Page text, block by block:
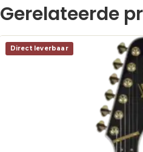
Gerelateerde
Direct leverbaar